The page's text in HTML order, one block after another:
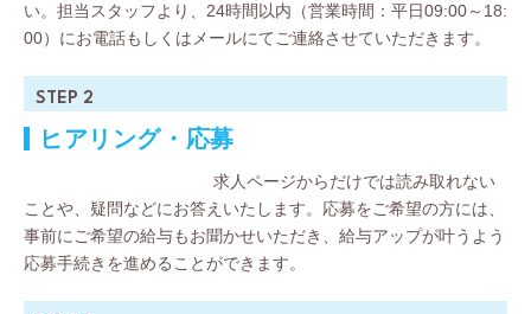
い。担当スタッフより、24時間以内（営業時間：平日09:00～18:
00）にお電話もしくはメールにてご連絡させていただきます。
STEP 2
ヒアリング・応募
求人ページからだけでは読み取れない
ことや、疑問などにお答えいたします。応募をご希望の方には、
事前にご希望の給与もお聞かせいただき、給与アップが叶うよう
応募手続きを進めることができます。